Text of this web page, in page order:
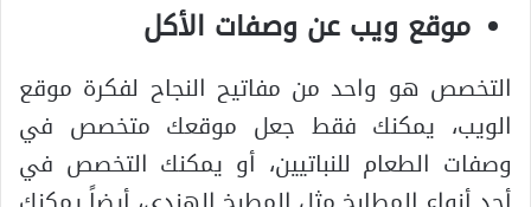
موقع ويب عن وصفات الأكل
التخصص هو واحد من مفاتيح النجاح لفكرة موقع
الويب، يمكنك فقط جعل موقعك متخصص في
وصفات الطعام للنباتيين، أو يمكنك التخصص في